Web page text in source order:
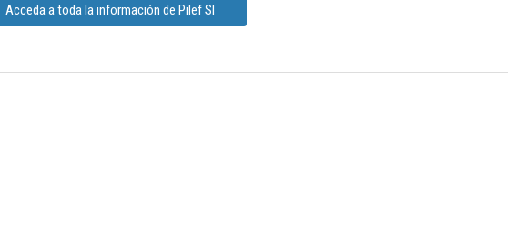
Acceda a toda la información de Pilef Sl